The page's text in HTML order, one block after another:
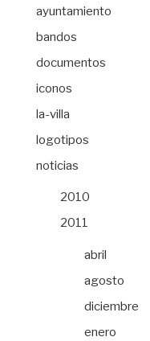
ayuntamiento
bandos
documentos
iconos
la-villa
logotipos
noticias
2010
2011
abril
agosto
diciembre
enero